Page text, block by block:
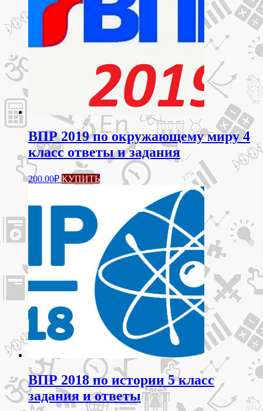
ВПР 2019 по окружающему миру 4
класс ответы и задания
200.00₽ КУПИТЬ
ВПР 2018 по истории 5 класс
задания и ответы